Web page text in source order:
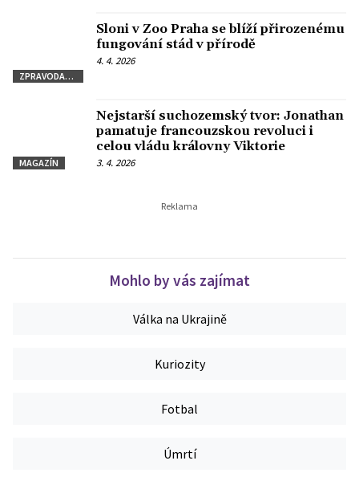
ZPRAVODAJSTVÍ
Sloni v Zoo Praha se blíží přirozenému
fungování stád v přírodě
4. 4. 2026
MAGAZÍN
Nejstarší suchozemský tvor: Jonathan
pamatuje francouzskou revoluci i
celou vládu královny Viktorie
3. 4. 2026
Mohlo by vás zajímat
Válka na Ukrajině
Kuriozity
Fotbal
Úmrtí